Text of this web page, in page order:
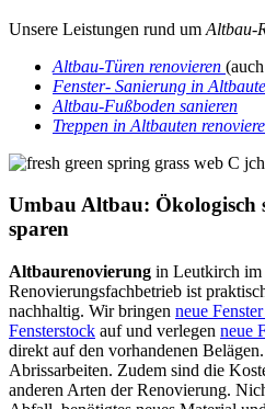
Unsere Leistungen rund um Altbau-
Altbau-Türen renovieren
Fenster- Sanierung in Altbaute
Altbau-Fußboden sanieren
Treppen in Altbauten
Umbau Altbau: Ökologisch
sparen
Altbaurenovierung in Leutkirch
Renovierungsfachbetrieb ist
nachhaltig. Wir bringen neue
Fensterstock auf und verlegen neue
direkt auf den vorhandenen
Abrissarbeiten. Zudem sind die
anderen Arten der Renovierung.